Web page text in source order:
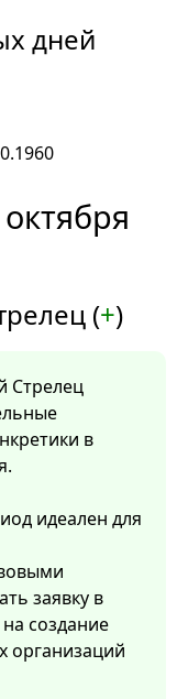
дней
(+)
Стрелец
в
идеален для
заявку в
создание
организаций